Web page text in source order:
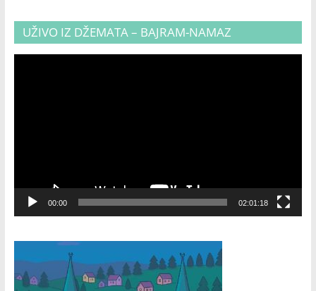
UŽIVO IZ DŽEMATA – BAJRAM-NAMAZ
00:00 02:01:18